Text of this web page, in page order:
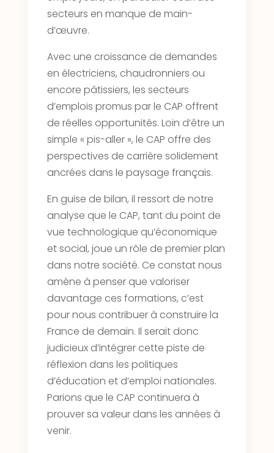
secteurs en manque de main-
d’œuvre.
Avec une croissance de demandes
en électriciens, chaudronniers ou
encore pâtissiers, les secteurs
d’emplois promus par le CAP offrent
de réelles opportunités. Loin d’être un
simple « pis-aller », le CAP offre des
perspectives de carrière solidement
ancrées dans le paysage français.
En guise de bilan, il ressort de notre
analyse que le CAP, tant du point de
vue technologique qu’économique
et social, joue un rôle de premier plan
dans notre société. Ce constat nous
amène à penser que valoriser
davantage ces formations, c’est
pour nous contribuer à construire la
France de demain. Il serait donc
judicieux d’intégrer cette piste de
réflexion dans les politiques
d’éducation et d’emploi nationales.
Parions que le CAP continuera à
prouver sa valeur dans les années à
venir.